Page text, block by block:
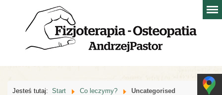
Jesteś tutaj: Start Co leczymy? Uncategorised